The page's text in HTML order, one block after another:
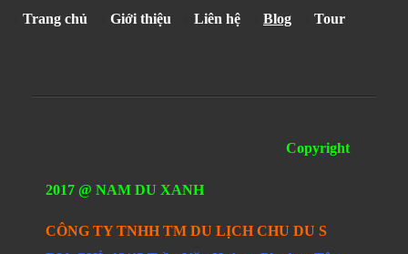
Trang chủ Giới thiệu Liên hệ Blog Tour
Copyright
2017 @ NAM DU XANH
CÔNG TY TNHH TM DU LỊCH CHU DU S